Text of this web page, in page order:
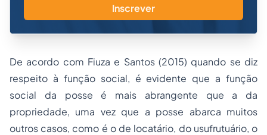
Inscrever
De acordo com Fiuza e Santos (2015) quando se diz
respeito à função social, é evidente que a função
social da posse é mais abrangente que a da
propriedade, uma vez que a posse abarca muitos
outros casos, como é o de locatário, do usufrutuário, o